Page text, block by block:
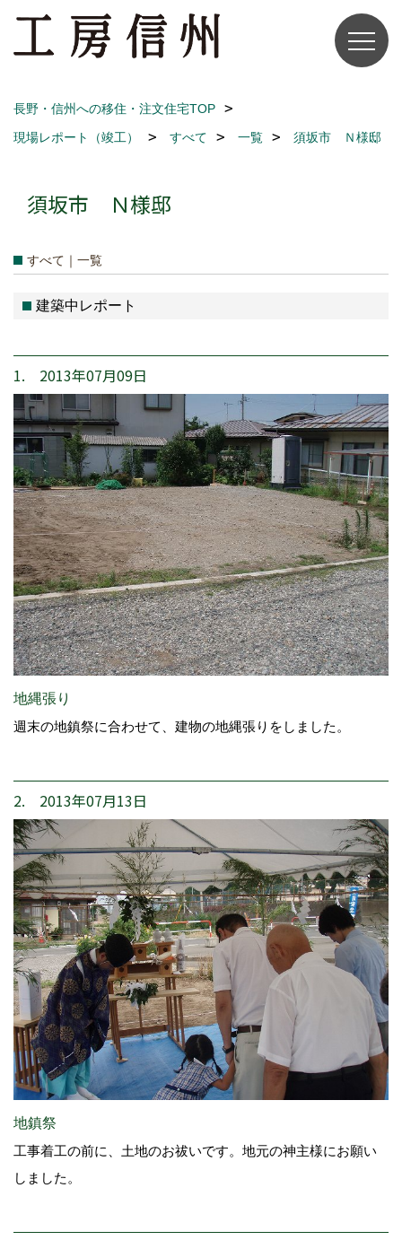
長野・信州への移住・注文住宅TOP
現場レポート（竣工）
すべて 一覧 須坂市 Ｎ様邸
須坂市 Ｎ様邸
すべて｜一覧
建築中レポート
1. 2013年07月09日
地縄張り
週末の地鎮祭に合わせて、建物の地縄張りをしました。
2. 2013年07月13日
地鎮祭
工事着工の前に、土地のお祓いです。地元の神主様にお願い
しました。